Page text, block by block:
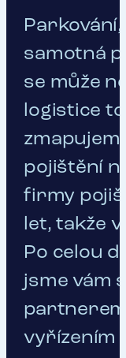
Parkování,
samotná
se může
logistice
pojištění
firmy
let, takže
Po celou
jsme vám
partnerem
vyřízením